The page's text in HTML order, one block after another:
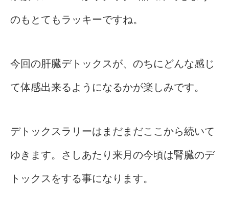
のもとてもラッキーですね。
今回の肝臓デトックスが、のちにどんな感じ
て体感出来るようになるかが楽しみです。
デトックスラリーはまだまだここから続いて
ゆきます。さしあたり来月の今頃は腎臓のデ
トックスをする事になります。